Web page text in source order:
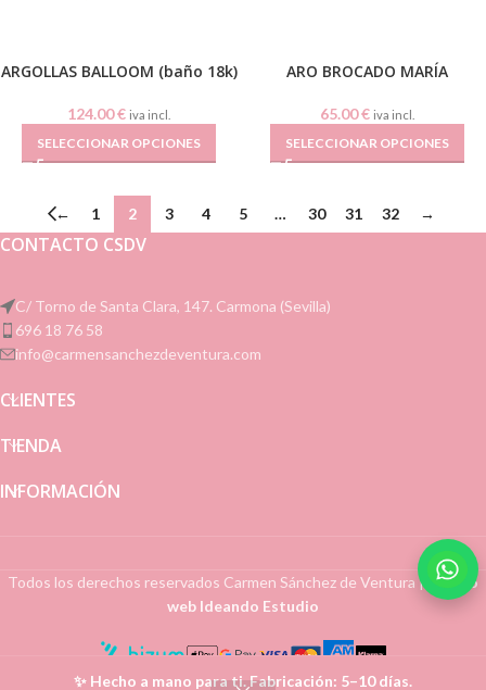
✨ Hecho a mano para ti. Fabricación: 5–10 días.
ARGOLLAS BALLOOM (baño 18k)
124.00€ iva incl.
SELECCIONAR OPCIONES
ARO BROCADO MARÍA
65.00€ iva incl.
SELECCIONAR OPCIONES
← 1 2 3 4 5 … 30 31 32 →
CONTACTO CSDV
C/ Torno de Santa Clara, 147. Carmona (Sevilla)
696 18 76 58
info@carmensanchezdeventura.com
CLIENTES
TIENDA
INFORMACIÓN
Todos los derechos reservados Carmen Sánchez de Ventura|
Diseño
web Ideando Estudio
0